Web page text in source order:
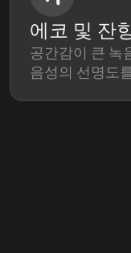
에코 및 잔
공간감이 큰 녹
음성의 선명도